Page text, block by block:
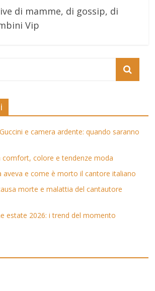
di mamme, di gossip, di
Vip
e camera ardente: quando saranno
comfort, colore e tendenze moda
aveva e come è morto il cantore italiano
morte e malattia del cantautore
estate 2026: i trend del momento